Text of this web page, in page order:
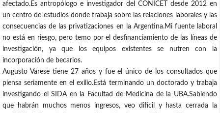
afectado.Es antropólogo e investigador del CONICET desde 2012 en
un centro de estudios donde trabaja sobre las relaciones laborales y las
consecuencias de las privatizaciones en la Argentina.Mi fuente laboral
no está en riesgo, pero temo por el desfinanciamiento de las líneas de
investigación, ya que los equipos existentes se nutren con la
incorporación de becarios.
Augusto Varese tiene 27 años y fue el único de los consultados que
piensa seriamente en el exilio.Está terminando un doctorado y trabaja
investigando el SIDA en la Facultad de Medicina de la UBA.Sabiendo
que habrán muchos menos ingresos, veo difícil y hasta cerrada la